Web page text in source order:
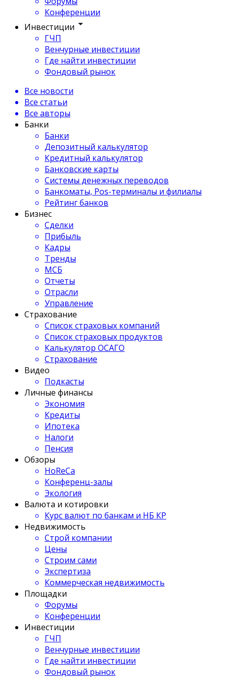
Конференции
Инвестиции
ГЧП
Венчурные инвестиции
Где найти инвестиции
Фондовый рынок
Все новости
Все статьи
Все авторы
Банки
Банки
Депозитный калькулятор
Кредитный калькулятор
Банковские карты
Системы денежных переводов
Банкоматы, Pos-терминалы и филиалы
Рейтинг банков
Бизнес
Сделки
Прибыль
Кадры
Тренды
МСБ
Отчеты
Отрасли
Управление
Страхование
Список страховых компаний
Список страховых продуктов
Калькулятор ОСАГО
Страхование
Видео
Подкасты
Личные финансы
Экономия
Кредиты
Ипотека
Налоги
Пенсия
Обзоры
HoReCa
Конференц-залы
Экология
Валюта и котировки
Курс валют по банкам и НБ КР
Недвижимость
Строй компании
Цены
Строим сами
Экспертиза
Коммерческая недвижимость
Площадки
Форумы
Конференции
Инвестиции
ГЧП
Венчурные инвестиции
Где найти инвестиции
Фондовый рынок